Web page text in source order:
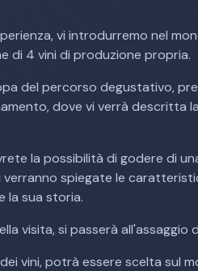
vi introdurremo nel
di 4 vini di produzione propria.
del percorso degustativo,
dove vi verrà descritta
la possibilità di godere di
verranno spiegate le
la sua storia.
visita, si passerà
vini, potrà essere scelta sul